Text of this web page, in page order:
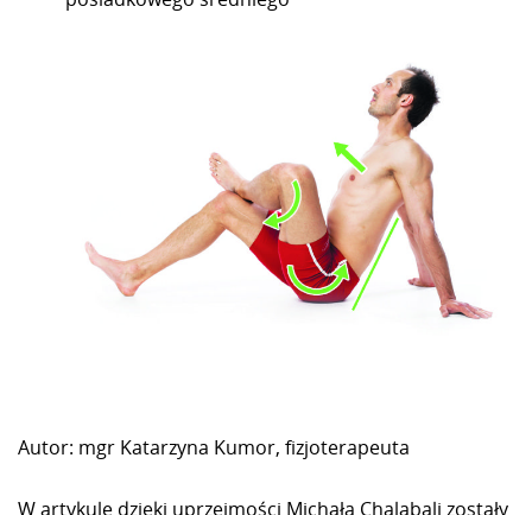
Autor: mgr Katarzyna Kumor, fizjoterapeuta
W artykule dzięki uprzejmości Michała Chalabali zostały